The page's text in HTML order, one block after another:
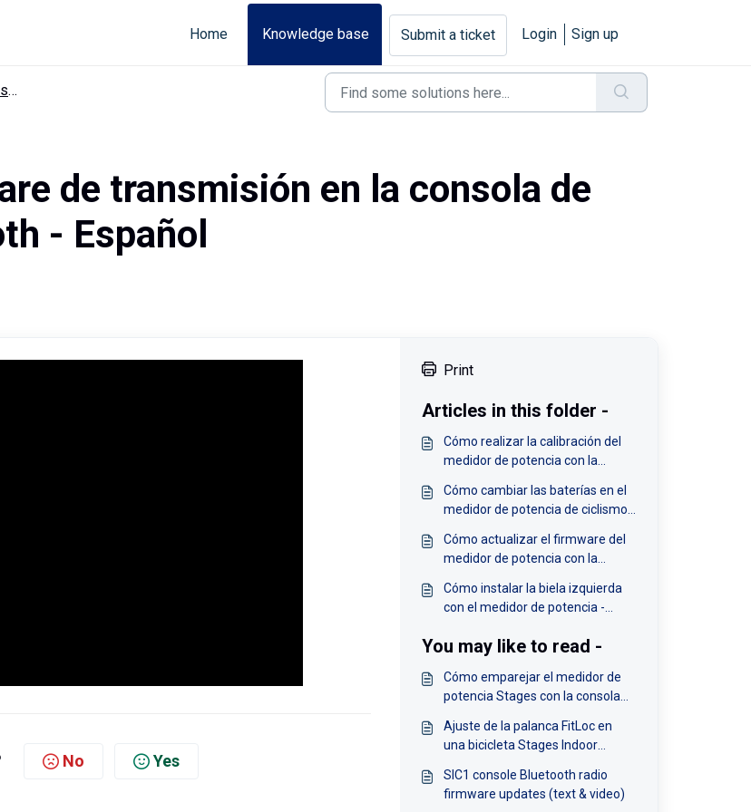
Home
Knowledge base Submit a ticket Login Sign up
de transmisión en la consola de
- Español
No Yes
Print
Articles in this folder -
Cómo realizar la calibración del
medidor de potencia con la
Español
Cómo cambiar las baterías en el
medidor de potencia de ciclismo
Cómo actualizar el firmware del
medidor de potencia con la
Español
Cómo instalar la biela izquierda
con el medidor de potencia -
You may like to read -
Cómo emparejar el medidor de
potencia Stages con la consola
Ajuste de la palanca FitLoc en
una bicicleta Stages Indoor
SIC1 console Bluetooth radio
firmware updates (text & video)